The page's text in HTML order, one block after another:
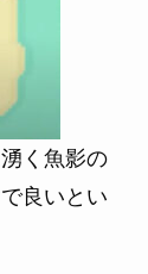
く魚影の
良いとい